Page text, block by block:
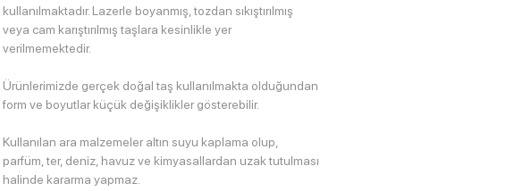
kullanılmaktadır. Lazerle boyanmış, tozdan sıkıştırılmış
veya cam karıştırılmış taşlara kesinlikle yer
verilmemektedir.
Ürünlerimizde gerçek doğal taş kullanılmakta olduğundan
form ve boyutlar küçük değişiklikler gösterebilir.
Kullanılan ara malzemeler altın suyu kaplama olup,
parfüm, ter, deniz, havuz ve kimyasallardan uzak tutulması
halinde kararma yapmaz.